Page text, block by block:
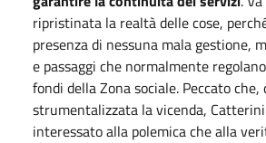
ripristinata la realtà delle cose,
presenza di nessuna mala gestione,
e passaggi che normalmente
fondi della Zona sociale. Peccato
strumentalizzata la vicenda,
interessato alla polemica che alla